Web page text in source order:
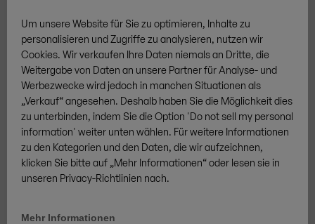
Um unsere Website für Sie zu optimieren, Inhalte zu
personalisieren und Zugriffe zu analysieren, nutzen wir
Cookies. Wir verkaufen Ihre Daten niemals an Dritte, die
Weitergabe von Daten an unsere Partner für Analyse- und
Werbezwecke wird jedoch in manchen Situationen als
„Verkauf“angesehen. Deshalb haben Sie die Möglichkeit dies
zu unterbinden, indem Sie die Option 'Do not sell my personal
information' weiter unten wählen. Für weitere Informationen
zu den Kategorien und den Daten, die wir aufzeichnen,
klicken Sie bitte auf „Mehr Informationen“oder lesen sie in
unseren Privacy-Richtlinien nach.
Mehr Informationen
Weitere Marken
AGBDatenschutzCookiesImpressum Sitemap
Vertrag widerrufen
DE / DE
© ZINGERLE GROUP